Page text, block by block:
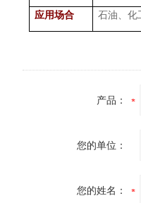
应用场合 石油、化
产品：
您的单位：
您的姓名：